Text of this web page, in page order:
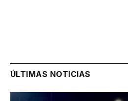
ÚLTIMAS NOTICIAS